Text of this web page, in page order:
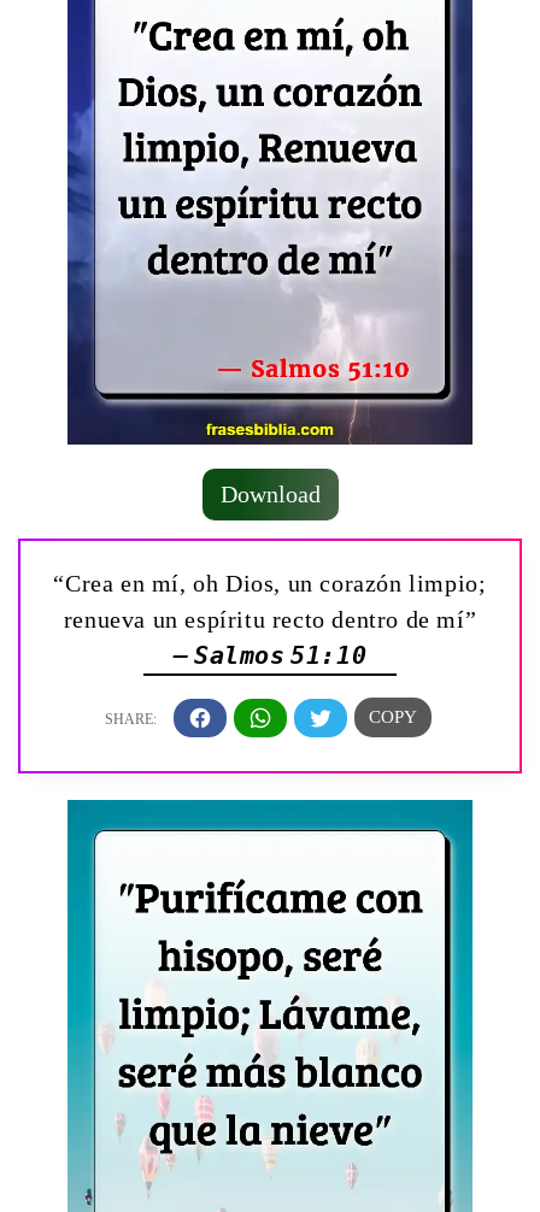
Download
“Crea en mí, oh Dios, un corazón limpio;
renueva un espíritu recto dentro de mí”
— Salmos 51:10